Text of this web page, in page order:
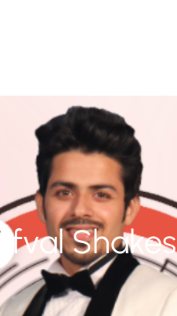
Shakes